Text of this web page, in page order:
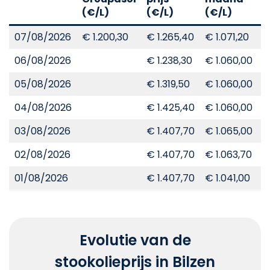
(€/L)
(€/L)
(€/L)
07/08/2026
€ 1.200,30 € 1.265,40 € 1.071,20
06/08/2026
€ 1.238,30 € 1.060,00
05/08/2026
€ 1.319,50 € 1.060,00
04/08/2026
€ 1.425,40 € 1.060,00
03/08/2026
€ 1.407,70 € 1.065,00
02/08/2026
€ 1.407,70 € 1.063,70
01/08/2026
€ 1.407,70 € 1.041,00
Evolutie van de
stookolieprijs in Bilzen